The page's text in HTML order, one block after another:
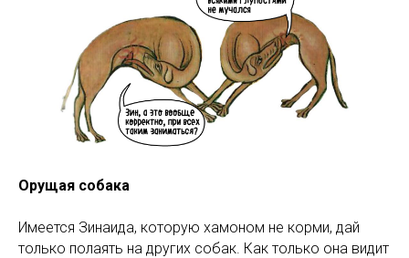
Орущая собака
Имеется Зинаида, которую хамоном не корми, дай
только полаять на других собак. Как только она видит